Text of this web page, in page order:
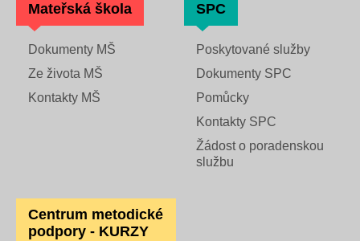
Mateřská škola
Dokumenty MŠ
Ze života MŠ
Kontakty MŠ
SPC
Poskytované služby
Dokumenty SPC
Pomůcky
Kontakty SPC
Žádost o poradenskou
službu
Centrum metodické
podpory - KURZY